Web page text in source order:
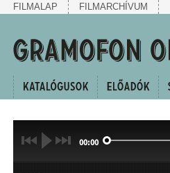
FILMALAP FILMARCHÍVUM
00:00